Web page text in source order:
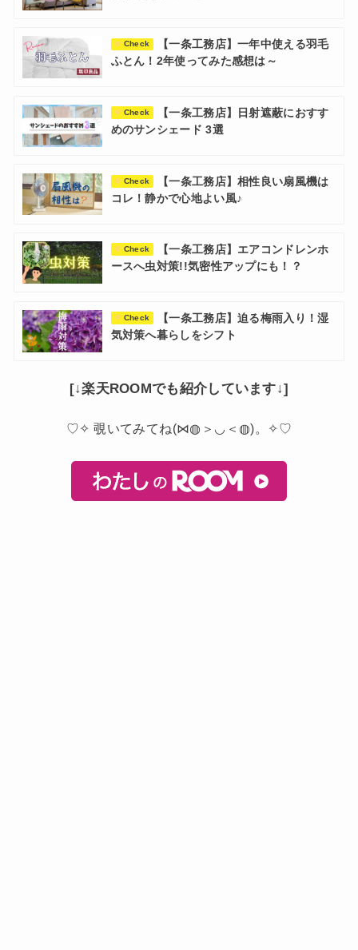
Check
【一条工務店】一年中使える羽毛
ふとん！2年使ってみた感想は～
Check
【一条工務店】日射遮蔽におすす
めのサンシェード 3選
Check
【一条工務店】相性良い扇風機は
コレ！静かで心地よい風♪
Check
【一条工務店】エアコンドレンホ
ースへ虫対策!!気密性アップにも！？
Check
【一条工務店】迫る梅雨入り！湿
気対策へ暮らしをシフト
[↓楽天ROOMでも紹介しています↓]
♡✧ 覗いてみてね(⋈◍＞◡＜◍)。✧♡